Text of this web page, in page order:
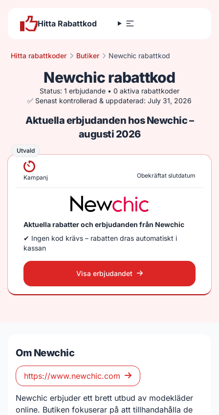
Hitta Rabattkod
Hitta rabattkoder Butiker Newchic rabattkod
Newchic rabattkod
Status: 1 erbjudande • 0 aktiva rabattkoder
✅ Senast kontrollerad & uppdaterad: July 31, 2026
Aktuella erbjudanden hos Newchic –
augusti 2026
Utvald
Utvald
Kampanj Obekräftat slutdatum
Aktuella rabatter och erbjudanden från Newchic
✔ Ingen kod krävs – rabatten dras automatiskt i
kassan
Visa erbjudandet
Om Newchic
https://www.newchic.com
Newchic erbjuder ett brett utbud av modekläder
online. Butiken fokuserar på att tillhandahålla de